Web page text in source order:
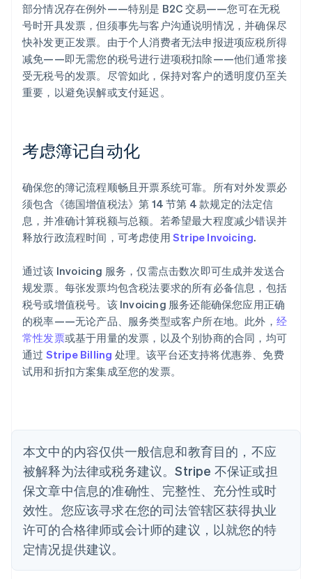
部分情况存在例外——特别是 B2C 交易——您可在无税
号时开具发票，但须事先与客户沟通说明情况，并确保尽
快补发更正发票。由于个人消费者无法申报进项应税所得
减免——即无需您的税号进行进项税扣除——他们通常接
受无税号的发票。尽管如此，保持对客户的透明度仍至关
重要，以避免误解或支付延迟。
考虑簿记自动化
确保您的簿记流程顺畅且开票系统可靠。所有对外发票必
须包含《德国增值税法》第 14 节第 4 款规定的法定信
息，并准确计算税额与总额。若希望最大程度减少错误并
释放行政流程时间，可考虑使用 Stripe Invoicing.
通过该 Invoicing 服务，仅需点击数次即可生成并发送合
规发票。每张发票均包含税法要求的所有必备信息，包括
税号或增值税号。该 Invoicing 服务还能确保您应用正确
的税率——无论产品、服务类型或客户所在地。此外， 经
常性发票或基于用量的发票，以及个别协商的合同，均可
通过 Stripe Billing 处理。该平台还支持将优惠券、免费
试用和折扣方案集成至您的发票。
本文中的内容仅供一般信息和教育目的，不应
被解释为法律或税务建议。Stripe 不保证或担
保文章中信息的准确性、完整性、充分性或时
效性。您应该寻求在您的司法管辖区获得执业
许可的合格律师或会计师的建议，以就您的特
定情况提供建议。
阿联酋
English
爱尔兰
English
English
奥地利
DeutschEnglish
澳大利亚
English
巴西
PortuguêsEnglish
保加利亚
English
丹麦
德国
DeutschEnglish
法国
FrançaisEnglish
芬兰
EnglishSvenska